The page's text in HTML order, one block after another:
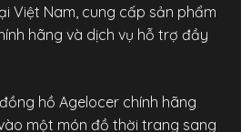
Việt Nam, cung cấp sản phẩm
hãng và dịch vụ hỗ trợ đầy
đồng hồ Agelocer chính hãng
một món đồ thời trang sang